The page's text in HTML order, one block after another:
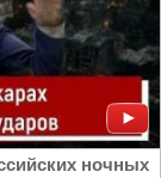
ночных